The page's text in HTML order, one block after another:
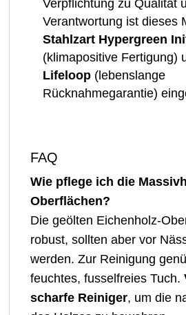
Verpflichtung zu Qualität
Verantwortung ist dieses
Stahlzart Hypergreen
(klimapositive Fertigung)
Lifeloop (lebenslange
Rücknahmegarantie)
FAQ
Wie pflege ich die
Oberflächen?
Die geölten Eichenholz-
robust, sollten aber vor
werden. Zur Reinigung
feuchtes, fusselfreies Tuch.
scharfe Reiniger, um die